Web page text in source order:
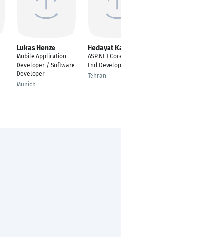
Lukas Henze
Mobile Application
Developer / Software
Developer
Munich
Hedayat Kamalian
ASP.NET Core Back-
End Developer
Tehran